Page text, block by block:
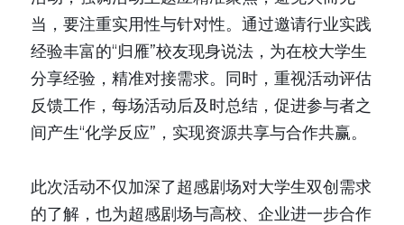
当，要注重实用性与针对性。通过邀请行业实践
经验丰富的“归雁”校友现身说法，为在校大学生
分享经验，精准对接需求。同时，重视活动评估
反馈工作，每场活动后及时总结，促进参与者之
间产生“化学反应”，实现资源共享与合作共赢。
此次活动不仅加深了超感剧场对大学生双创需求
的了解，也为超感剧场与高校、企业进一步合作